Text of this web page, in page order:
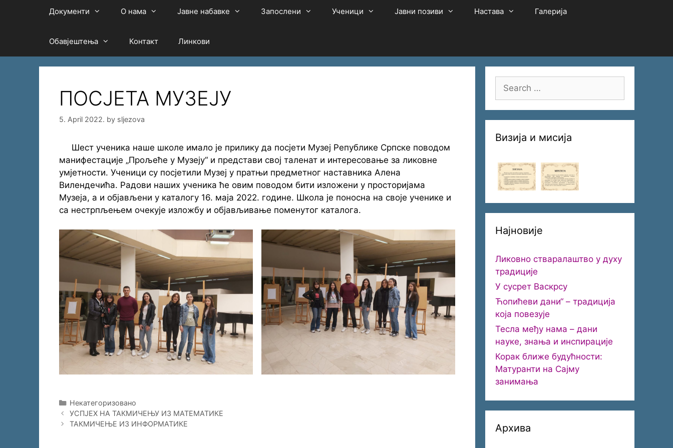
Документи О нама Јавне набавке Запослени Ученици Јавни позиви Настава Галерија
Обавјештења Контакт Линкови
ПОСЈЕТА МУЗЕЈУ
5. April 2022. by sljezova
Шест ученика наше школе имало је прилику да посјети Музеј Републике Српске поводом
манифестације „Прољеће у Музеју“ и представи свој таленат и интересовање за ликовне
умјетности. Ученици су посјетили Музеј у пратњи предметног наставника Алена
Вилендечића. Радови наших ученика ће овим поводом бити изложени у просторијама
Музеја, а и објављени у каталогу 16. маја 2022. године. Школа је поносна на своје ученике и
са нестрпљењем очекује изложбу и објављивање поменутог каталога.
Categories
Некатегоризовано
УСПЈЕХ НА ТАКМИЧЕЊУ ИЗ МАТЕМАТИКЕ
ТАКМИЧЕЊЕ ИЗ ИНФОРМАТИКЕ
Search
for:
Визија и мисија
Најновије
Ликовно стваралаштво у духу
традиције
У сусрет Васкрсу
Ћопићеви дани“ – традиција
која повезује
Тесла међу нама – дани
науке, знања и инспирације
Корак ближе будућности:
Матуранти на Сајму
занимања
Архива